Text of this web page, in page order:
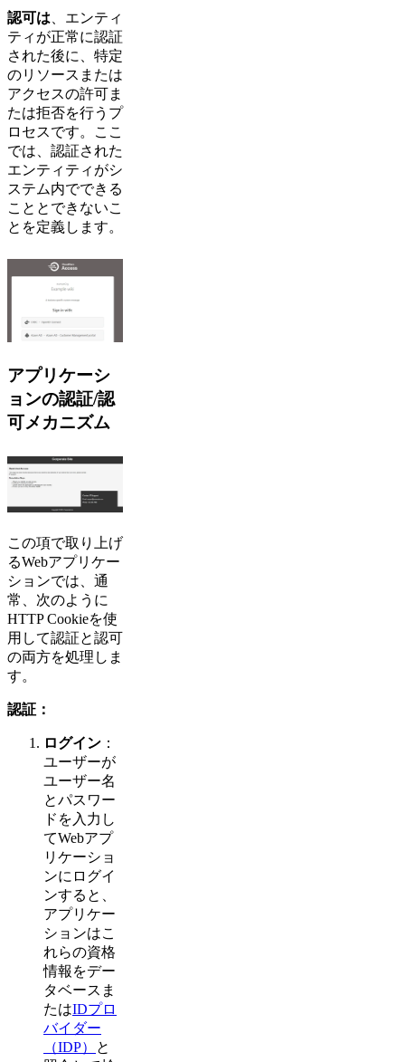
認可は 、エンティ
ティが正常に認証
された後に、特定
のリソースまたは
アクセスの許可ま
たは拒否を行うプ
ロセスです。ここ
では、認証された
エンティティがシ
ステム内でできる
こととできないこ
とを定義します。
アプリケーシ
ョンの認証/認
可メカニズム
この項で取り上げ
るWebアプリケー
ションでは、通
常、次のように
HTTP Cookieを使
用して認証と認可
の両方を処理しま
す。
認証：
ログイン ：
ユーザーが
ユーザー名
とパスワー
ドを入力し
てWebアプ
リケーショ
ンにログイ
ンすると、
アプリケー
ションはこ
れらの資格
情報をデー
タベースま
たはIDプロ
バイダー
（IDP）
と